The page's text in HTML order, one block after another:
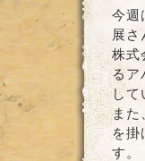
今週
展
株式
る
して
また
を掛
す。